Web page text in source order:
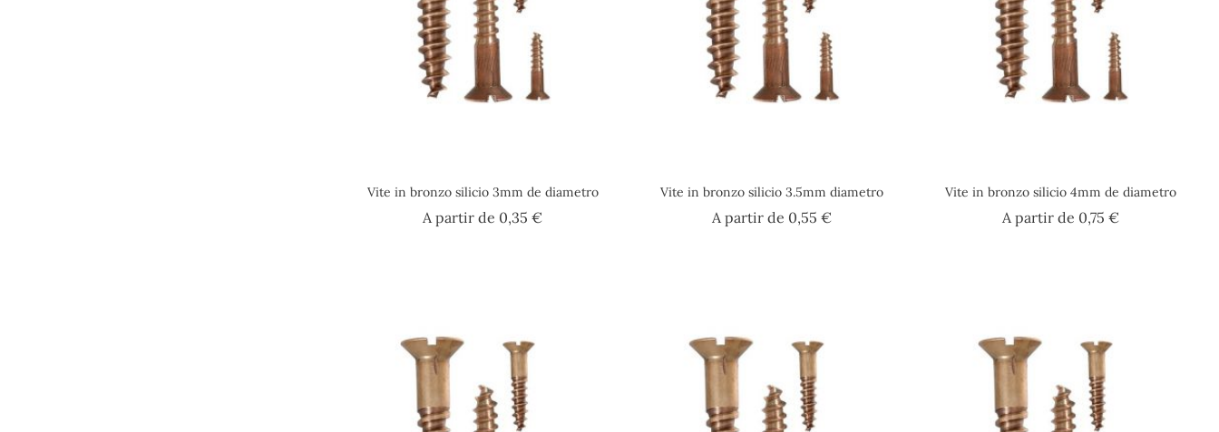
Vite in bronzo silicio 3mm de diametro
A partir de 0,35 €Prezzo
Vite in bronzo silicio 3.5mm diametro
A partir de 0,55 €Prezzo
Vite in bronzo silicio 4mm de diametro
A partir de 0,75 €Prezzo